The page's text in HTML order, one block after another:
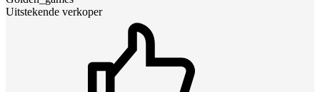
Uitstekende verkoper